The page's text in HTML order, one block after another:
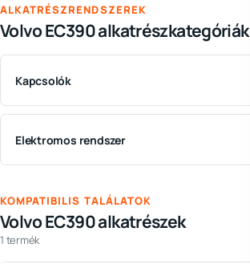
ALKATRÉSZRENDSZEREK
Volvo EC390 alkatrészkategóriák
Kapcsolók
Elektromos rendszer
KOMPATIBILIS TALÁLATOK
Volvo EC390 alkatrészek
1 termék